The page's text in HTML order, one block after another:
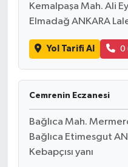
Kemalpaşa Mah. Ali
Elmadağ ANKARA
Yol Tarifi Al 0
Cemrenin Eczanesi
Bağlıca Mah.
Bağlıca Etimesgut
Kebapçısı yanı